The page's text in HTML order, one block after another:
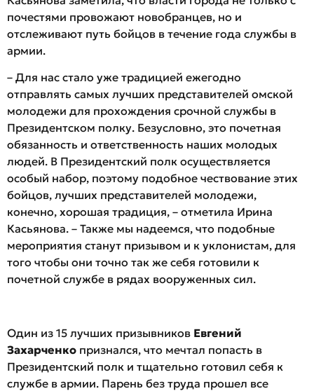
почестями провожают новобранцев, но и
отслеживают путь бойцов в течение года службы в
армии.
– Для нас стало уже традицией ежегодно
отправлять самых лучших представителей омской
молодежи для прохождения срочной службы в
Президентском полку. Безусловно, это почетная
обязанность и ответственность наших молодых
людей. В Президентский полк осуществляется
особый набор, поэтому подобное чествование этих
бойцов, лучших представителей молодежи,
конечно, хорошая традиция, – отметила Ирина
Касьянова. – Также мы надеемся, что подобные
мероприятия станут призывом и к уклонистам, для
того чтобы они точно так же себя готовили к
почетной службе в рядах вооруженных сил.
Один из 15 лучших призывников Евгений
Захарченко признался, что мечтал попасть в
Президентский полк и тщательно готовил себя к
службе в армии. Парень без труда прошел все